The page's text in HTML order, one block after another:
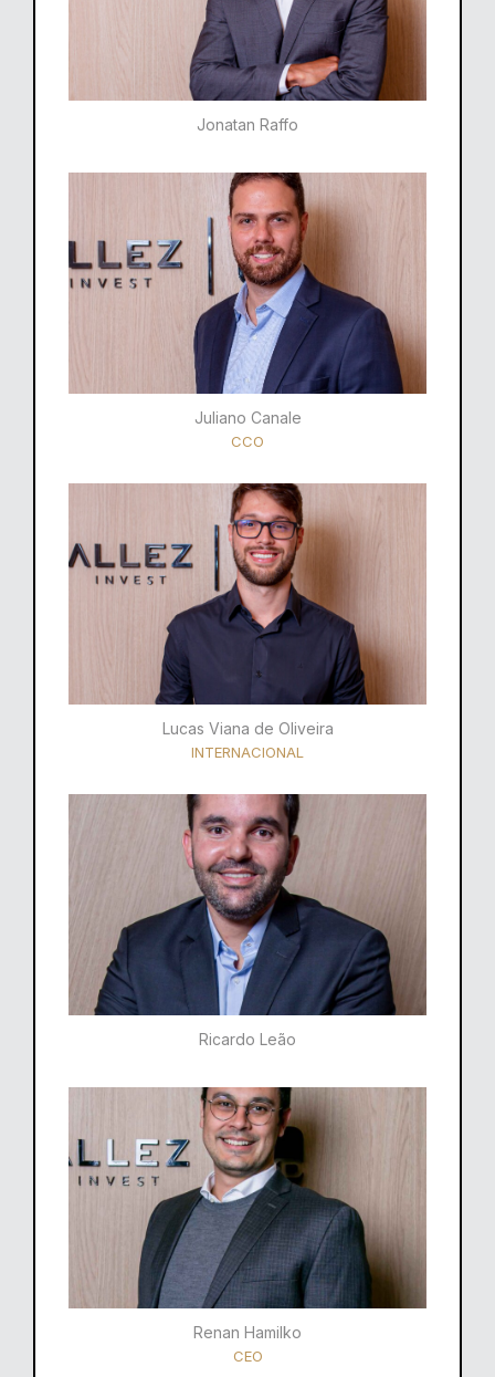
Jonatan Raffo
Juliano Canale
CCO
Lucas Viana de Oliveira
INTERNACIONAL
Ricardo Leão​
Renan Hamilko​
CEO